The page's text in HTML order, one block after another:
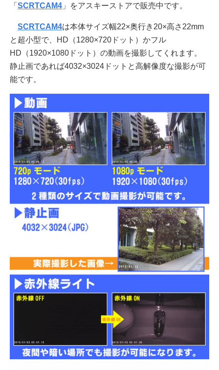
「 SCRTCAM4 」をアスキーストアで販売中です。
SCRTCAM4は本体サイズ幅22×奥行き20×高さ22mm
と超小型で、HD（1280×720ドット）かフル
HD（1920×1080ドット）の動画を撮影してくれます。
静止画であれば4032×3024ドットと高解像度な撮影が可
能です。